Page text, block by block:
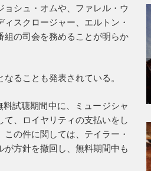
シュ・オムや、ファレル・ウ
スクロージャー、エルトン・
の司会を務めることが明らか
ることも発表されている。
試聴期間中に、ミュージシャ
、ロイヤリティの支払いをし
の件に関しては、テイラー・
方針を撤回し、無料期間中も